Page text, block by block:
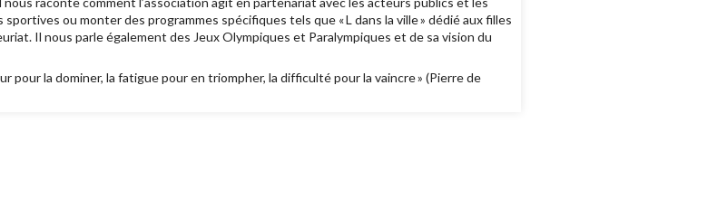
ou monter des programmes spécifiques tels que « L dans la ville » dédié aux filles
Il nous parle également des Jeux Olympiques et Paralympiques et de sa vision du
pour la dominer, la fatigue pour en triompher, la difficulté pour la vaincre » (Pierre de